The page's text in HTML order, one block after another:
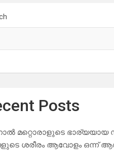
Posts
മറ്റൊരാളുടെ ഭാര്യയായ
ശരീരം ആവോളം ഒന്ന്